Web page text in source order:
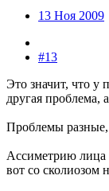
13 Ноя 2009
#13
Это значит, что у
другая проблема,
Проблемы разные,
Ассиметрию лица
вот со сколиозом